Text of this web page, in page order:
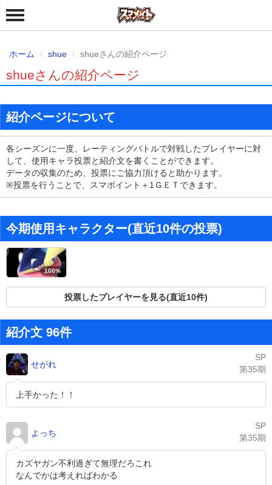
ホーム shue shueさんの紹介ページ
shueさんの紹介ページ
紹介ページについて
各シーズンに一度、レーティングバトルで対戦したプレイヤーに対
して、使用キャラ投票と紹介文を書くことができます。
データの収集のため、投票にご協力頂けると助かります。
※投票を行うことで、スマポイント＋1ＧＥＴできます。
今期使用キャラクター(直近10件の投票)
100%
投票したプレイヤーを見る(直近10件)
紹介文 96件
せがれ
SP
第35期
上手かった！！
よっち
SP
第35期
カズヤガン不利過ぎて無理だろこれ
なんでかは考えればわかる